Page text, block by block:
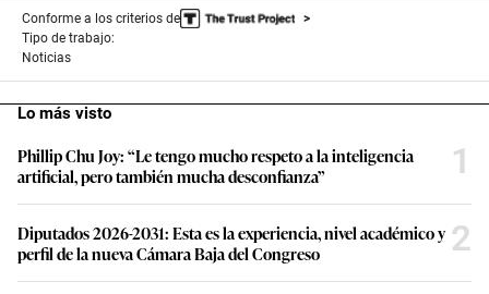
Conforme a los criterios de
Tipo de trabajo:
Noticias
Lo más visto
Phillip Chu Joy: “Le tengo mucho respeto a la inteligencia
artificial, pero también mucha desconfianza”
1
Diputados 2026-2031: Esta es la experiencia, nivel académico y
perfil de la nueva Cámara Baja del Congreso
2